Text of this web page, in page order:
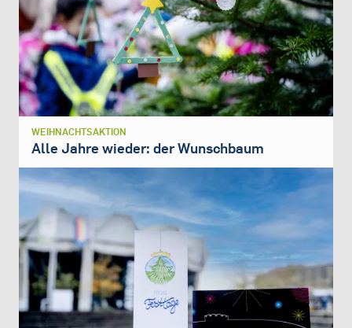
WEIHNACHTSAKTION
Alle Jahre wieder: der Wunschbaum